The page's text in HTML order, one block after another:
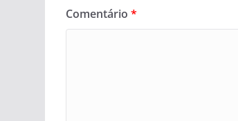
Comentário *